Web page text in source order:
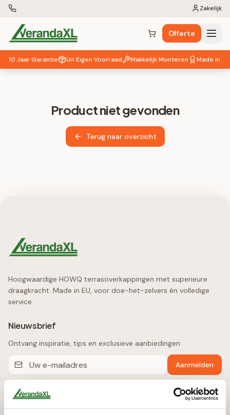
Zakelijk
Winkelwagen ( 0 items)
Offerte
10 Jaar Garantie Uit Eigen Voorraad Makkelijk Monteren Made in EU
Product niet gevonden
Terug naar overzicht
Hoogwaardige HOWQ terrasoverkappingen met superieure
draagkracht. Made in EU, voor doe-het-zelvers én volledige
service.
Nieuwsbrief
Ontvang inspiratie, tips en exclusieve aanbiedingen
Aanmelden
Producten